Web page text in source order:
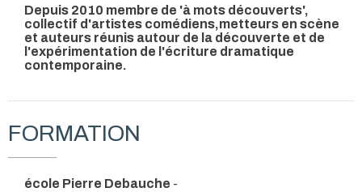
Depuis 2010 membre de 'à mots découverts',
collectif d'artistes comédiens,metteurs en scène
et auteurs réunis autour de la découverte et de
l'expérimentation de l'écriture dramatique
contemporaine.
FORMATION
école Pierre Debauche -